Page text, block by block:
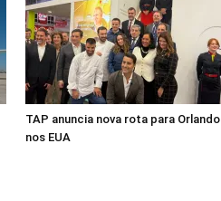
TAP anuncia nova rota para Orlando
nos EUA